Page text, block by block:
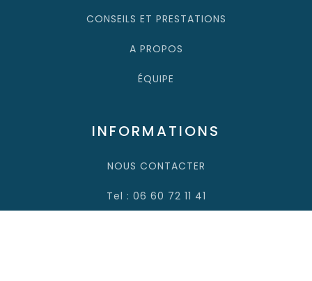
CONSEILS ET PRESTATIONS
A PROPOS
ÉQUIPE
INFORMATIONS
NOUS CONTACTER
Tel : 06 60 72 11 41